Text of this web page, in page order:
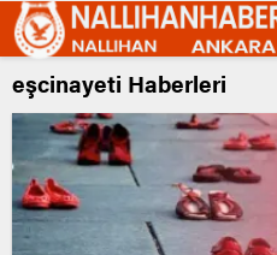
eşcinayeti Haberleri